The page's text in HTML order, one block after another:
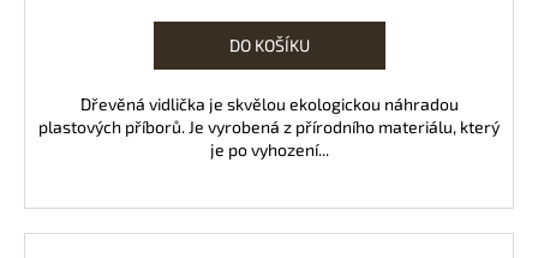
DO KOŠÍKU
Dřevěná vidlička je skvělou ekologickou náhradou
plastových příborů. Je vyrobená z přírodního materiálu, který
je po vyhození...